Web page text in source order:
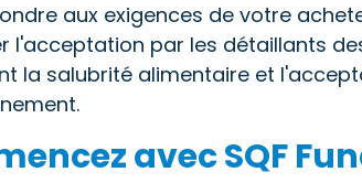
aux exigences de votre
l'acceptation par les détaillants
la salubrité alimentaire et
avec SQF